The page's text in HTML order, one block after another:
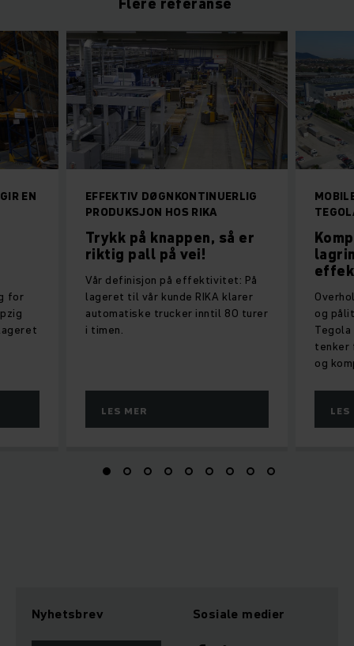
EFFEKTIV DØGNKONTINUERLIG
PRODUKSJON HOS RIKA
Trykk på knappen, så er
riktig pall på vei!
Vår definisjon på effektivitet: På
lageret til vår kunde RIKA klarer
automatiske trucker inntil 80 turer
i timen.
LES MER
og
Tegola
tenker
og
LES
EN
for
Nyhetsbrev Sosiale medier